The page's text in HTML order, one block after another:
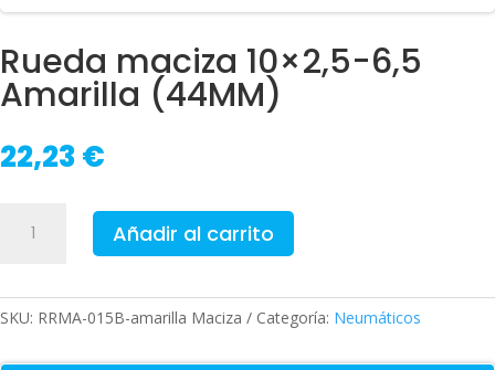
Rueda maciza 10×2,5-6,5
Amarilla (44MM)
22,23€
maciza
Amarilla
Añadir al carrito
SKU: RRMA-015B-amarilla Maciza Categoría: Neumáticos